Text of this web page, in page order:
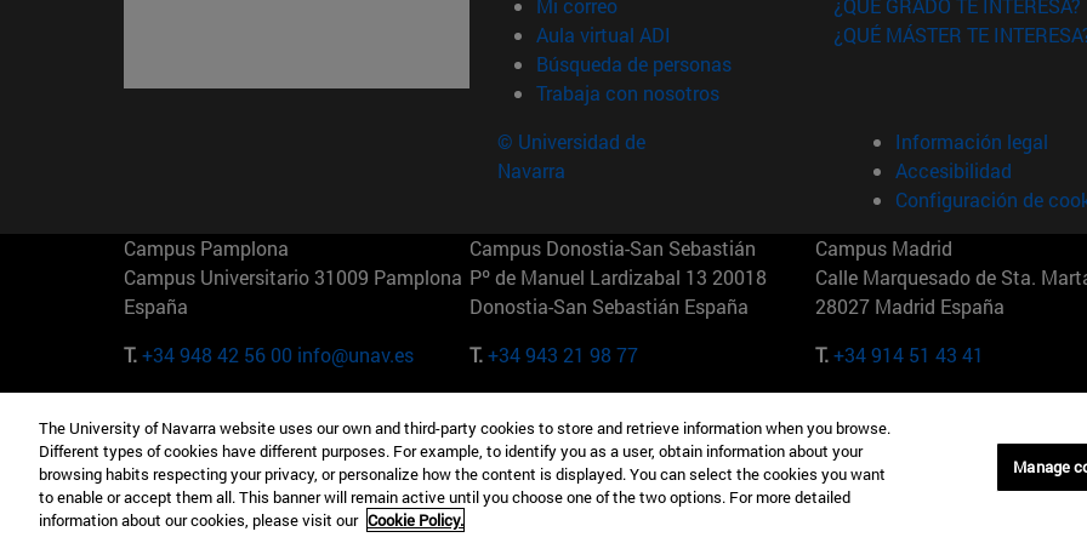
Mi correo
Aula virtual ADI (abre en nueva ventana)
Búsqueda de personas(abre en nueva ventana)
Trabaja con nosotros(abre en nueva ventana)
¿QUÉ GRADO TE INTERESA?
¿QUÉ MÁSTER TE
© Universidad de
Navarra
Información legal
Accesibilidad
Configuración de
Campus Pamplona
Campus Universitario 31009 Pamplona
España
T.+34 948 42 56 00 info@unav.es
Campus Donostia-San Sebastián
Pº de Manuel Lardizabal 13 20018
Donostia-San Sebastián España
T.+34 943 21 98 77
Campus Madrid
Calle Marquesado de Sta.
28027 Madrid España
T.+34 914 51 43 41
Camino del Cerro Águila 3 28023
Madrid España
T.+34 912 11 30 00
165 W 57th St 10019-2201 Nueva York
EE.UU
T.+1 646 346 8850
Maria-Theresia-Straße 15
Múnich Alemania
T.+49 89 24209790
The University of Navarra website uses our own and third-party cookies to store and retrieve information when you browse.
Different types of cookies have different purposes. For example, to identify you as a user, obtain information about your
browsing habits respecting your privacy, or personalize how the content is displayed. You can select the cookies you want
to enable or accept them all. This banner will remain active until you choose one of the two options. For more detailed
information about our cookies, please visit our Cookie Policy.
Manage